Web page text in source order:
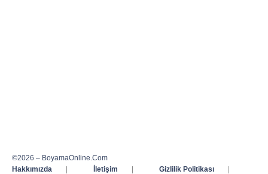
©2026 – BoyamaOnline.Com
Hakkımızda
| İletişim | Gizlilik Politikası
|